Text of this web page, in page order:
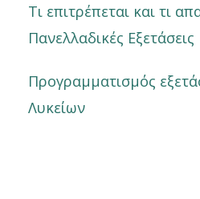
Τι επιτρέπεται και τι
Πανελλαδικές Εξετάσεις
Προγραμματισμός
Λυκείων